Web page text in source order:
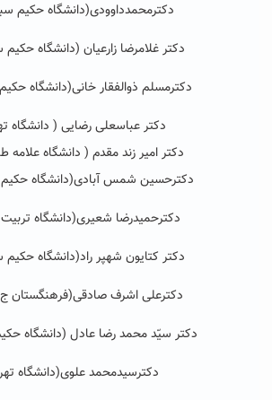
دکترمحمدداوودی(دانشگاه حکیم
دکتر غلامرضا زارعیان (دانشگاه حکیم
دکترمسلم ذوالفقار خانی(دانشگاه
دکتر عباسعلی رضایی ( دانشگاه
دکتر امیر زند مقدم ( دانشگاه علامه
دکترحسین شمس آبادی(دانشگاه حکیم
دکترحمیدرضا شعیری(دانشگاه
دکتر کتایون شهپر راد(دانشگاه حکیم
دکترعلی اشرف صادقی(فرهنگستان
دکتر سیّد محمد رضا عادل (دانشگاه
دکترسیدمحمد علوی(دانشگاه